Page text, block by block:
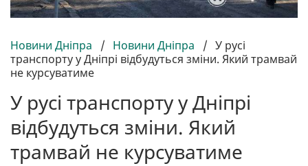
Новини Дніпра / Новини Дніпра / У русі
транспорту у Дніпрі відбудуться зміни. Який трамвай
не курсуватиме
У русі транспорту у Дніпрі
відбудуться зміни. Який
трамвай не курсуватиме